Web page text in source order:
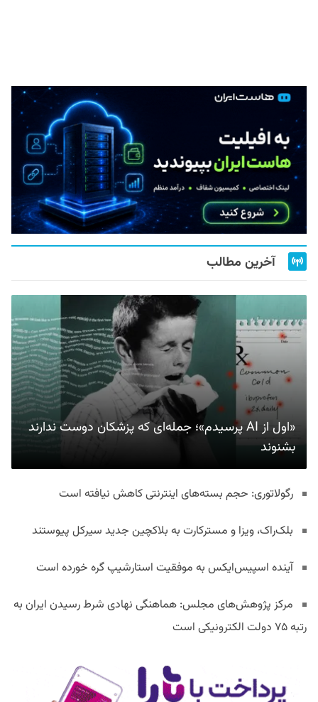
آخرین مطالب
«اول از AI پرسیدم»؛ جمله‌ای که پزشکان دوست ندارند
بشنوند
رگولاتوری: حجم بسته‌های اینترنتی کاهش نیافته است
بلک‌راک، ویزا و مسترکارت به بلاکچین جدید سیرکل پیوستند
آینده اسپیس‌ایکس به موفقیت استارشیپ گره خورده است
مرکز پژوهش‌های مجلس: هماهنگی نهادی شرط رسیدن ایران به
رتبه ۷۵ دولت الکترونیکی است